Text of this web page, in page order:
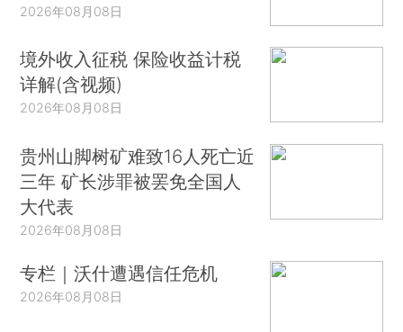
2026年08月08日
境外收入征税 保险收益计税
详解(含视频)
2026年08月08日
贵州山脚树矿难致16人死亡近
三年 矿长涉罪被罢免全国人
大代表
2026年08月08日
专栏｜沃什遭遇信任危机
2026年08月08日